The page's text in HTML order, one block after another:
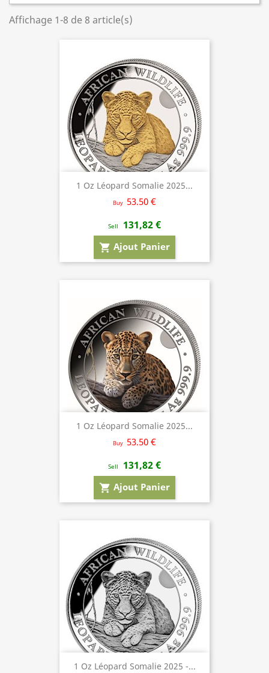
Affichage 1-8 de 8 article(s)
1 Oz Léopard Somalie 2025...
Buy 53.50 €
Sell 131,82 €
shopping_cart Ajout Panier
1 Oz Léopard Somalie 2025...
Buy 53.50 €
Sell 131,82 €
shopping_cart Ajout Panier
1 Oz Léopard Somalie 2025 -...